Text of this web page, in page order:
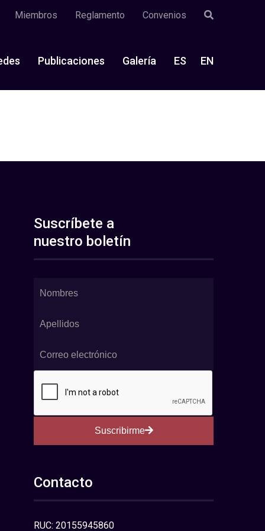
Miembros Reglamento Convenios
Publicaciones Galería ES EN
Suscríbete a
nuestro boletín
Suscribirme
Contacto
RUC: 20155945860